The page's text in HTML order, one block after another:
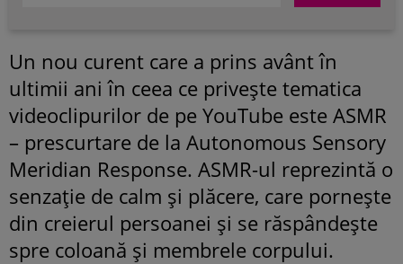
Un nou curent care a prins avânt în
ultimii ani în ceea ce privește tematica
videoclipurilor de pe YouTube este ASMR
– prescurtare de la Autonomous Sensory
Meridian Response. ASMR-ul reprezintă o
senzație de calm și plăcere, care pornește
din creierul persoanei și se răspândește
spre coloană și membrele corpului.